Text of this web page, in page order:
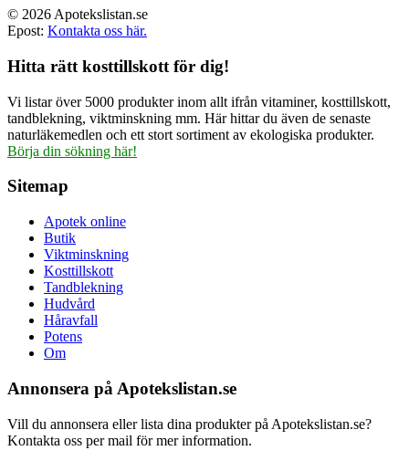
© 2026 Apotekslistan.se
Epost: Kontakta oss här.
Hitta rätt kosttillskott för dig!
Vi listar över 5000 produkter inom allt ifrån vitaminer, kosttillskott,
tandblekning, viktminskning mm. Här hittar du även de senaste
naturläkemedlen och ett stort sortiment av ekologiska produkter.
Börja din sökning här!
Sitemap
Apotek online
Butik
Viktminskning
Kosttillskott
Tandblekning
Hudvård
Håravfall
Potens
Om
Annonsera på Apotekslistan.se
Vill du annonsera eller lista dina produkter på Apotekslistan.se?
Kontakta oss per mail för mer information.